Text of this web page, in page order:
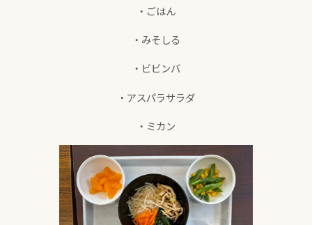
・ごはん
・みそしる
・ビビンバ
・アスパラサラダ
・ミカン